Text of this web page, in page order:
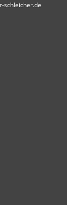
schleicher.de